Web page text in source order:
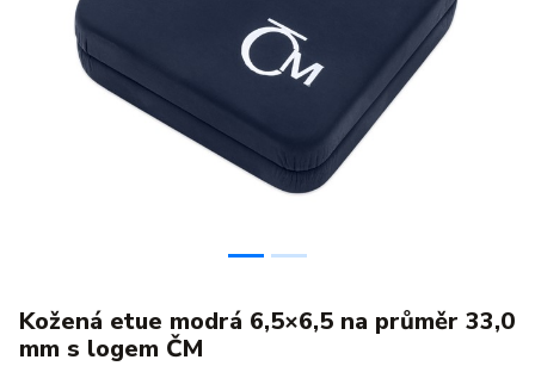
Previous
Kožená etue modrá 6,5×6,5 na průměr 33,0
mm s logem ČM